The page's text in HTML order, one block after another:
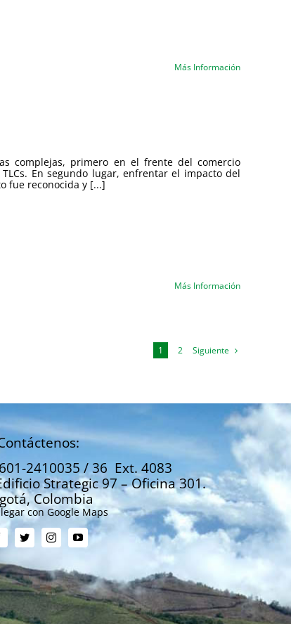
Más Información
complejas, primero en el frente del comercio
En segundo lugar, enfrentar el impacto del
fue reconocida y [...]
Más Información
1 2 Siguiente
2410035 / 36 Ext. 4083
Strategic 97 – Oficina 301.
Colombia
con Google Maps